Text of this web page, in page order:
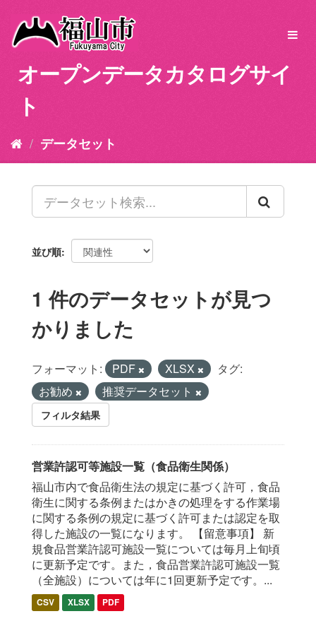
オープンデータカタログサイ
ト
データセット
並び順
1 件のデータセットが見つ
かりました
フォーマット: PDF XLSX
タグ:
お勧め
推奨データセット
フィルタ結果
営業許認可等施設一覧（食品衛生関係）
福山市内で食品衛生法の規定に基づく許可，食品
衛生に関する条例またはかきの処理をする作業場
に関する条例の規定に基づく許可または認定を取
得した施設の一覧になります。 【留意事項】 新
規食品営業許認可施設一覧については毎月上旬頃
に更新予定です。また，食品営業許認可施設一覧
（全施設）については年に1回更新予定です。...
CSV XLSX PDF